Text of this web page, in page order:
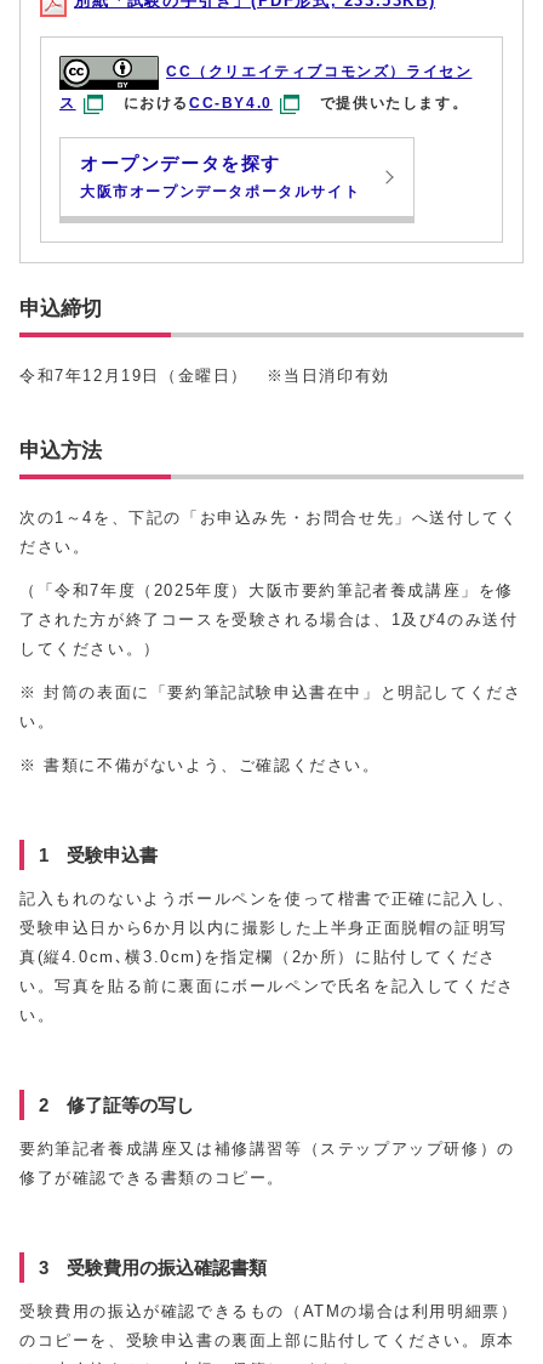
CC（クリエイティブコモンズ）ライセン
ス
におけるCC-BY4.0 で提供いたします。
オープンデータを探す
大阪市オープンデータポータルサイト
申込締切
令和7年12月19日（金曜日） ※当日消印有効
申込方法
次の1～4を、下記の「お申込み先・お問合せ先」へ送付してく
ださい。
（「令和7年度（2025年度）大阪市要約筆記者養成講座」を修
了された方が終了コースを受験される場合は、1及び4のみ送付
してください。）
※ 封筒の表面に「要約筆記試験申込書在中」と明記してくださ
い。
※ 書類に不備がないよう、ご確認ください。
1 受験申込書
記入もれのないようボールペンを使って楷書で正確に記入し、
受験申込日から6か月以内に撮影した上半身正面脱帽の証明写
真(縦4.0cm､横3.0cm)を指定欄（2か所）に貼付してくださ
い。写真を貼る前に裏面にボールペンで氏名を記入してくださ
い。
2 修了証等の写し
要約筆記者養成講座又は補修講習等（ステップアップ研修）の
修了が確認できる書類のコピー。
3 受験費用の振込確認書類
受験費用の振込が確認できるもの（ATMの場合は利用明細票）
のコピーを、受験申込書の裏面上部に貼付してください。原本